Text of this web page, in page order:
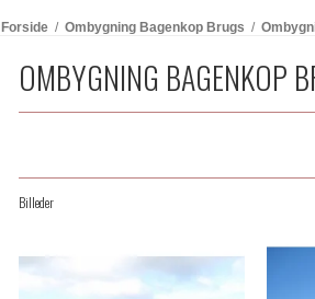
Forside / Ombygning Bagenkop Brugs /
OMBYGNING BAGENKOP
Billeder